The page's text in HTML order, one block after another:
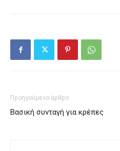
Προηγούμενο άρθρο
Βασική συνταγή για κρέπες